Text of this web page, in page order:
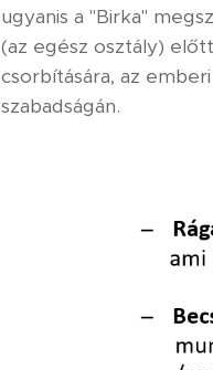
ugyanis a "Birka"
(az egész osztály)
csorbítására, az
szabadságán.